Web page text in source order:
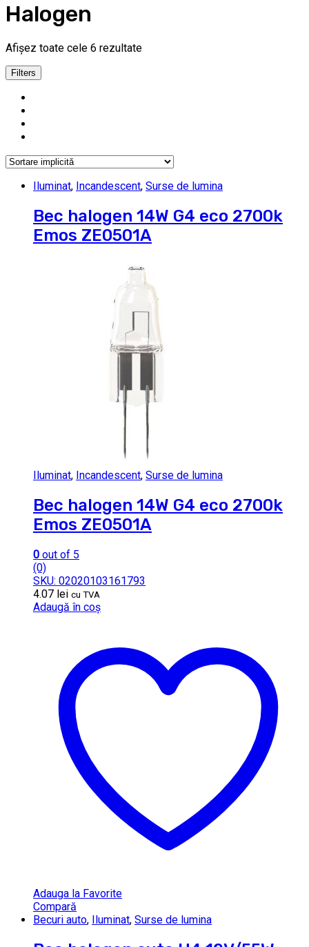
Halogen
Afișez toate cele 6 rezultate
Filters
Iluminat, Incandescent, Surse de lumina
Bec halogen 14W G4 eco 2700k
Emos ZE0501A
Iluminat, Incandescent, Surse de lumina
Bec halogen 14W G4 eco 2700k
Emos ZE0501A
0 out of 5
(0)
SKU: 02020103161793
4.07 lei cu TVA
Adaugă în coș
Adauga la Favorite
Compară
Becuri auto, Iluminat, Surse de lumina